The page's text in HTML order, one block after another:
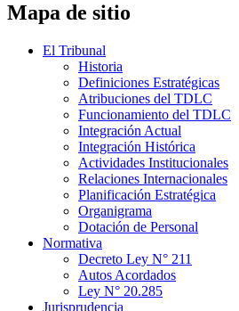
Mapa de sitio
El Tribunal
Historia
Definiciones Estratégicas
Atribuciones del TDLC
Funcionamiento del TDLC
Integración Actual
Integración Histórica
Actividades Institucionales
Relaciones Internacionales
Planificación Estratégica
Organigrama
Dotación de Personal
Normativa
Decreto Ley N° 211
Autos Acordados
Ley N° 20.285
Jurisprudencia